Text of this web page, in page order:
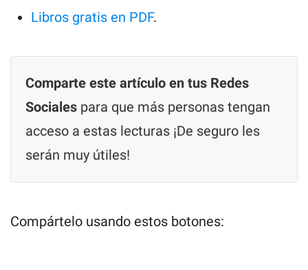
Libros gratis en PDF.
Comparte este artículo en tus Redes
Sociales para que más personas tengan
acceso a estas lecturas ¡De seguro les
serán muy útiles!
Compártelo usando estos botones: